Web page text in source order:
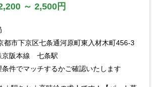
～ 2,500円
都市下京区七条通河原町東入材木町456-3
京阪本線 七条駅
件でマッチするかご確認いたします